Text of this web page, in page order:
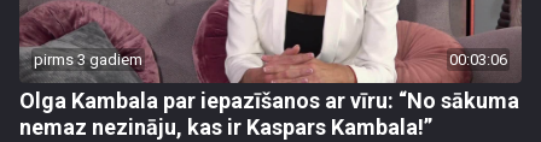
pirms 3 gadiem 00:03:06
Olga Kambala par iepazīšanos ar vīru: “No sākuma
nemaz nezināju, kas ir Kaspars Kambala!”